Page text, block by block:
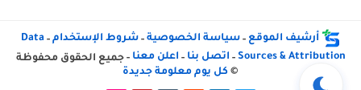
أرشيف الموقع -سياسة الخصوصية -شروط الإستخدام -
Data
Sources & Attribution
- اتصل بنا - اعلن معنا - جميع الحقوق محفوظة
© كل يوم معلومة جديدة